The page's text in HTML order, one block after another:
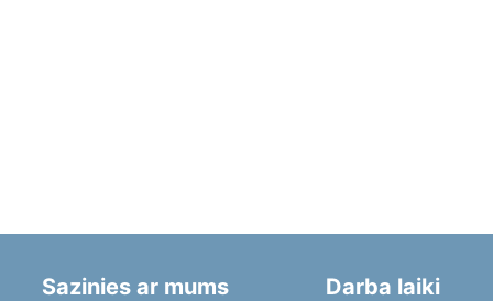
Sazinies ar mums Darba laiki